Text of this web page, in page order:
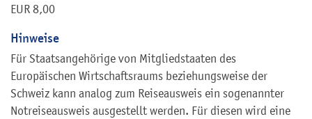
EUR 8,00
Hinweise
Für Staatsangehörige von Mitgliedstaaten des
Europäischen Wirtschaftsraums beziehungsweise der
Schweiz kann analog zum Reiseausweis ein sogenannter
Notreiseausweis ausgestellt werden. Für diesen wird eine